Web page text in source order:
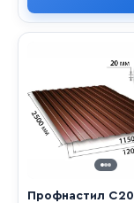
Профнастил С20